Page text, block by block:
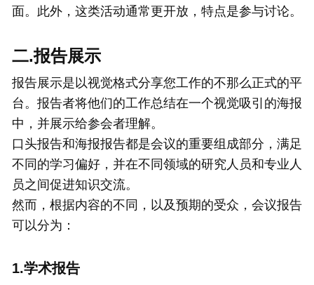
面。此外，这类活动通常更开放，特点是参与讨论。
二.报告展示
报告展示是以视觉格式分享您工作的不那么正式的平
台。报告者将他们的工作总结在一个视觉吸引的海报
中，并展示给参会者理解。
口头报告和海报报告都是会议的重要组成部分，满足
不同的学习偏好，并在不同领域的研究人员和专业人
员之间促进知识交流。
然而，根据内容的不同，以及预期的受众，会议报告
可以分为：
1.学术报告